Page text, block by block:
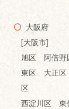
大阪府
[大阪市]
旭区 阿倍
東区 大正
区
西淀川区